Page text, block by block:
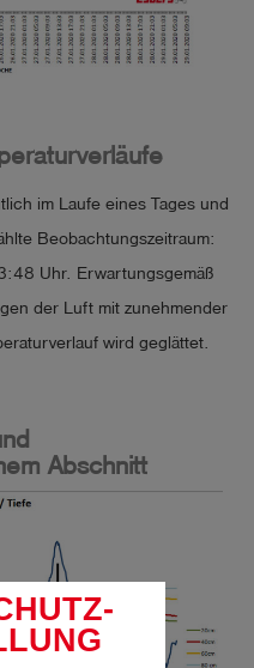
im Laufe eines Tages und
Beobachtungszeitraum:
Uhr. Erwartungsgemäß
der Luft mit zunehmender
wird geglättet.
Abschnitt